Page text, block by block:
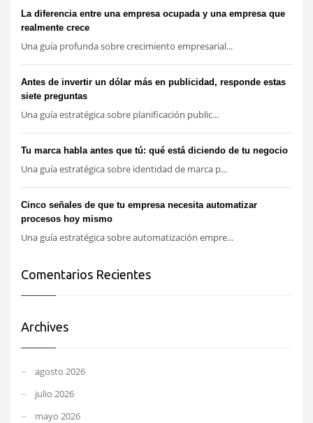
La diferencia entre una empresa ocupada y una empresa que
realmente crece
Una guía profunda sobre crecimiento empresarial...
Antes de invertir un dólar más en publicidad, responde estas
siete preguntas
Una guía estratégica sobre planificación public...
Tu marca habla antes que tú: qué está diciendo de tu negocio
Una guía estratégica sobre identidad de marca p...
Cinco señales de que tu empresa necesita automatizar
procesos hoy mismo
Una guía estratégica sobre automatización empre...
Comentarios Recientes
Archives
agosto 2026
julio 2026
mayo 2026